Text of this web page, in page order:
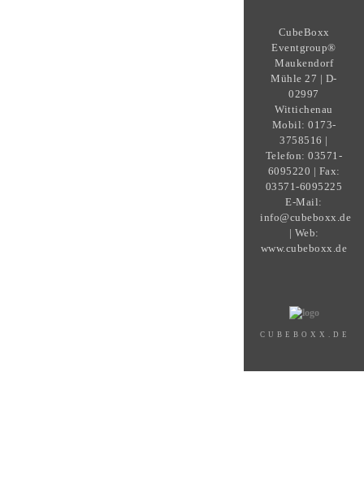
CubeBoxx
Eventgroup®
Maukendorf
Mühle 27 | D-
02997
Wittichenau
Mobil: 0173-
3758516 |
Telefon: 03571-
6095220 | Fax:
03571-6095225
E-Mail:
info@cubeboxx.de
| Web:
www.cubeboxx.de
CUBEBOXX.DE